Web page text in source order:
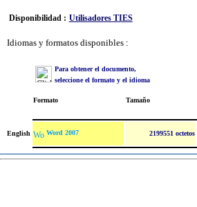
Disponibilidad : Utilisadores TIES
Idiomas y formatos disponibles :
Para obtener el documento,
seleccione el formato y el idioma
Formato Tamaño
English Word 2007 2199551 octetos